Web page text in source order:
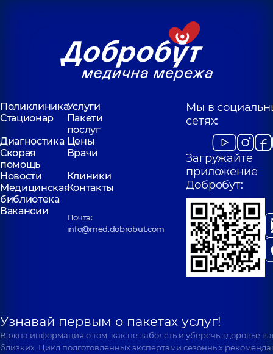
ПоликлиникаУслуги
Стационар
Пакети
послуг
Диагностика Цены
Скорая
помощь
Врачи
Новости
Клиники
Медицинская
библиотека
Контакты
Вакансии
Почта:
info@med.dobrobut.com
Мы в
сетях:
Загружайте
приложение
Добробут:
Узнавай первым о пакетах услуг!
Важна информация о том, как не заболеть и уберечь здоровье
близких. Цикл подготовленных экспертами сезонных